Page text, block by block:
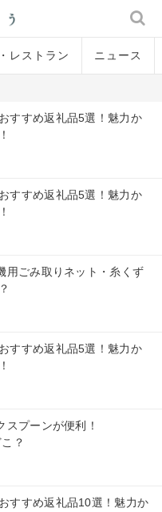
レストラン ニュース
すすめ返礼品5選！魅力か
すすめ返礼品5選！魅力か
用ごみ取りネット・糸くず
すすめ返礼品5選！魅力か
スプーンが便利！
？
すすめ返礼品10選！魅力か